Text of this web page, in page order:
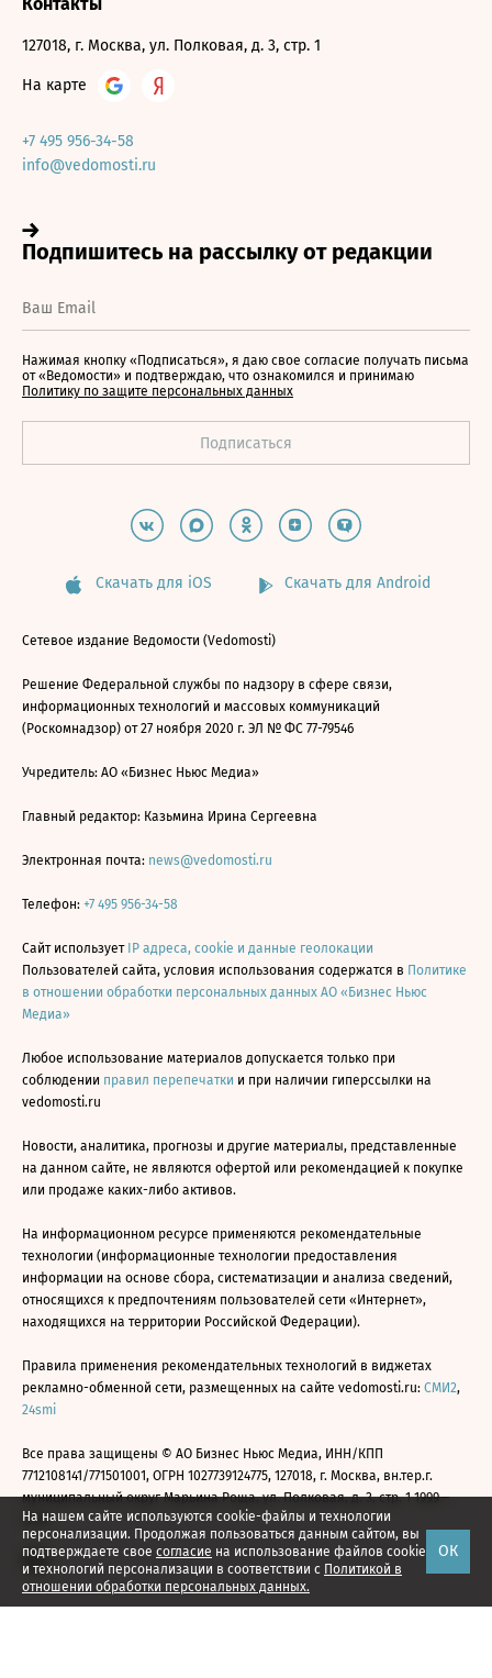
На нашем сайте используются cookie-файлы и технологии
персонализации. Продолжая пользоваться данным сайтом, вы
подтверждаете свое согласие на использование файлов cookie
и технологий персонализации в соответствии с Политикой в
отношении обработки персональных данных.
ОК
127018, г. Москва, ул. Полковая, д. 3, стр. 1
На карте
+7 495 956-34-58
info@vedomosti.ru
Нажимая кнопку «Подписаться», я даю свое согласие получать письма
от «Ведомости» и подтверждаю, что ознакомился и принимаю
Политику по защите персональных данных
Скачать для iOS Скачать для Android
Сетевое издание Ведомости (Vedomosti)
Решение Федеральной службы по надзору в сфере связи,
информационных технологий и массовых коммуникаций
(Роскомнадзор) от 27 ноября 2020 г. ЭЛ № ФС 77-79546
Учредитель: АО «Бизнес Ньюс Медиа»
Главный редактор: Казьмина Ирина Сергеевна
Электронная почта: news@vedomosti.ru
Телефон: +7 495 956-34-58
Сайт использует IP адреса, cookie и данные геолокации
Пользователей сайта, условия использования содержатся в Политике
в отношении обработки персональных данных АО «Бизнес Ньюс
Медиа»
Любое использование материалов допускается только при
соблюдении правил перепечатки и при наличии гиперссылки на
vedomosti.ru
Новости, аналитика, прогнозы и другие материалы, представленные
на данном сайте, не являются офертой или рекомендацией к покупке
или продаже каких-либо активов.
На информационном ресурсе применяются рекомендательные
технологии (информационные технологии предоставления
информации на основе сбора, систематизации и анализа сведений,
относящихся к предпочтениям пользователей сети «Интернет»,
находящихся на территории Российской Федерации).
Правила применения рекомендательных технологий в виджетах
рекламно-обменной сети, размещенных на сайте vedomosti.ru: СМИ2,
24smi
Все права защищены © АО Бизнес Ньюс Медиа, ИНН/КПП
7712108141/771501001, ОГРН 1027739124775, 127018, г. Москва, вн.тер.г.
муниципальный округ Марьина Роща, ул. Полковая, д. 3, стр. 1 1999—
2026